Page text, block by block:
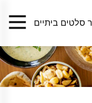
סלטים ביתיים